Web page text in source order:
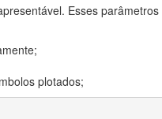
Esses
plotados;